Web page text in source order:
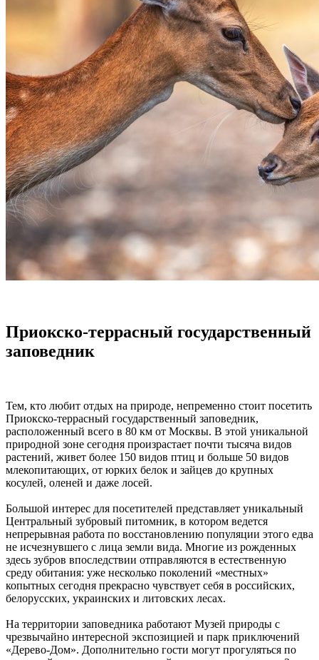
Приокско-террасный государственный
заповедник
Тем, кто любит отдых на природе, непременно стоит посетить
Приокско-террасный государственный заповедник,
расположенный всего в 80 км от Москвы. В этой уникальной
природной зоне сегодня произрастает почти тысяча видов
растений, живет более 150 видов птиц и больше 50 видов
млекопитающих, от юрких белок и зайцев до крупных
косулей, оленей и даже лосей.
Большой интерес для посетителей представляет уникальный
Центральный зубровый питомник, в котором ведется
непрерывная работа по восстановлению популяции этого едва
не исчезнувшего с лица земли вида. Многие из рожденных
здесь зубров впоследствии отправляются в естественную
среду обитания: уже несколько поколений «местных»
копытных сегодня прекрасно чувствует себя в российских,
белорусских, украинских и литовских лесах.
На территории заповедника работают Музей природы с
чрезвычайно интересной экспозицией и парк приключений
«Дерево-Дом». Дополнительно гости могут прогуляться по